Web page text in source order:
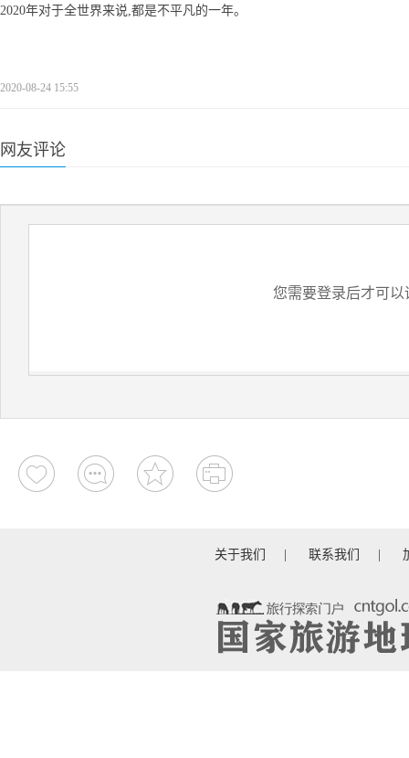
2020年对于全世界来说,都是不平凡的一年。
2020-08-24 15:55
网友评论
您需要登录后才可以
关于我们 联系我们